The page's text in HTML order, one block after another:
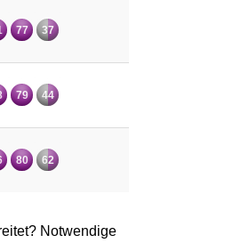
77 37
79 44
80 62
Notwendige